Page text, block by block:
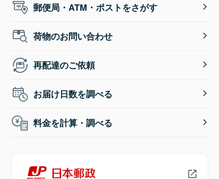
郵便局・ATM・ポストをさがす
荷物のお問い合わせ
再配達のご依頼
お届け日数を調べる
料金を計算・調べる